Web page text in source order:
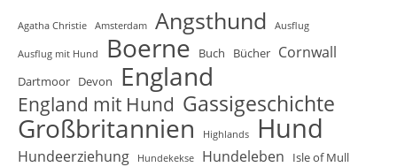
Agatha Christie Amsterdam Angsthund Ausflug
Ausflug mit Hund Boerne Buch Bücher Cornwall
Dartmoor Devon England
England mit Hund Gassigeschichte
Großbritannien Highlands Hund
Hundeerziehung Hundekekse Hundeleben Isle of Mull